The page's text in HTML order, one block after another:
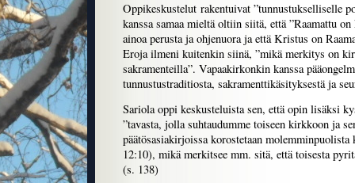
Oppikeskustelut rakentuivat ”tunnustukselliselle
kanssa samaa mieltä oltiin siitä, että ”Raamattu
ainoa perusta ja ohjenuora ja että Kristus on
Eroja ilmeni kuitenkin siinä, ”mikä merkitys on
sakramenteilla”. Vapaakirkonkin kanssa
tunnustustraditiosta, sakramenttikäsityksestä ja
Sariola oppi keskusteluista sen, että opin lisäksi
”tavasta, jolla suhtaudumme toiseen kirkkoon ja
päätösasiakirjoissa korostetaan
12:10), mikä merkitsee mm. sitä, että toisesta
(s. 138)